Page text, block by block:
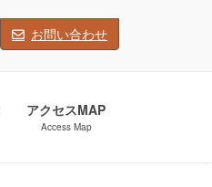
お問い合わせ
アクセスMAP
Access Map